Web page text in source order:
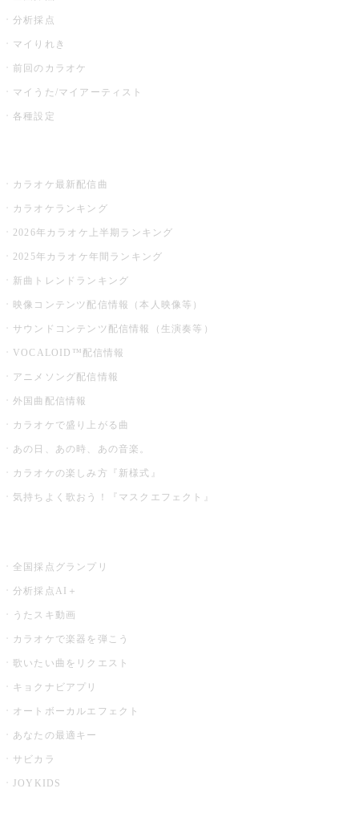
分析採点
マイりれき
前回のカラオケ
マイうた/マイアーティスト
各種設定
カラオケ最新配信曲
カラオケランキング
2026年カラオケ上半期ランキング
2025年カラオケ年間ランキング
新曲トレンドランキング
映像コンテンツ配信情報（本人映像等）
サウンドコンテンツ配信情報（生演奏等）
VOCALOID™配信情報
アニメソング配信情報
外国曲配信情報
カラオケで盛り上がる曲
あの日、あの時、あの音楽。
カラオケの楽しみ方『新様式』
気持ちよく歌おう！『マスクエフェクト』
全国採点グランプリ
分析採点AI＋
うたスキ動画
カラオケで楽器を弾こう
歌いたい曲をリクエスト
キョクナビアプリ
オートボーカルエフェクト
あなたの最適キー
サビカラ
JOYKIDS